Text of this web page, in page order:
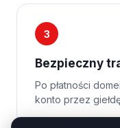
3
Bezpieczny
Po płatności
konto przez